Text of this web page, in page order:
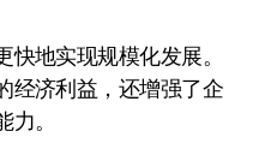
地实现规模化发展。
经济利益，还增强了企
。